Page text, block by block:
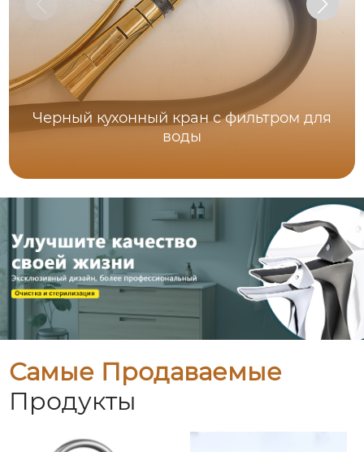
Черный кухонный кран с фильтром для
воды
Самые Продаваемые
Продукты